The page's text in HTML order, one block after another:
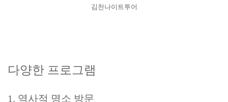
김천나이트투어
다양한 프로그램
1. 역사적 명소 방문